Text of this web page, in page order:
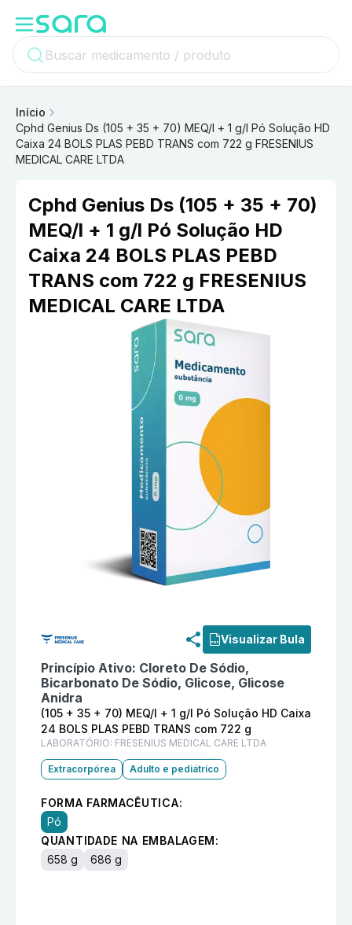
Início
Cphd Genius Ds (105 + 35 + 70) MEQ/l + 1 g/l Pó Solução HD
Caixa 24 BOLS PLAS PEBD TRANS com 722 g FRESENIUS
MEDICAL CARE LTDA
Cphd Genius Ds (105 + 35 + 70)
MEQ/l + 1 g/l Pó Solução HD
Caixa 24 BOLS PLAS PEBD
TRANS com 722 g FRESENIUS
MEDICAL CARE LTDA
Visualizar Bula
Princípio Ativo: Cloreto De Sódio,
Bicarbonato De Sódio, Glicose, Glicose
Anidra
(105 + 35 + 70) MEQ/l + 1 g/l Pó Solução HD Caixa
24 BOLS PLAS PEBD TRANS com 722 g
LABORATÓRIO: FRESENIUS MEDICAL CARE LTDA
Extracorpórea Adulto e pediátrico
FORMA FARMACÊUTICA:
Pó
QUANTIDADE NA EMBALAGEM:
658 g
686 g